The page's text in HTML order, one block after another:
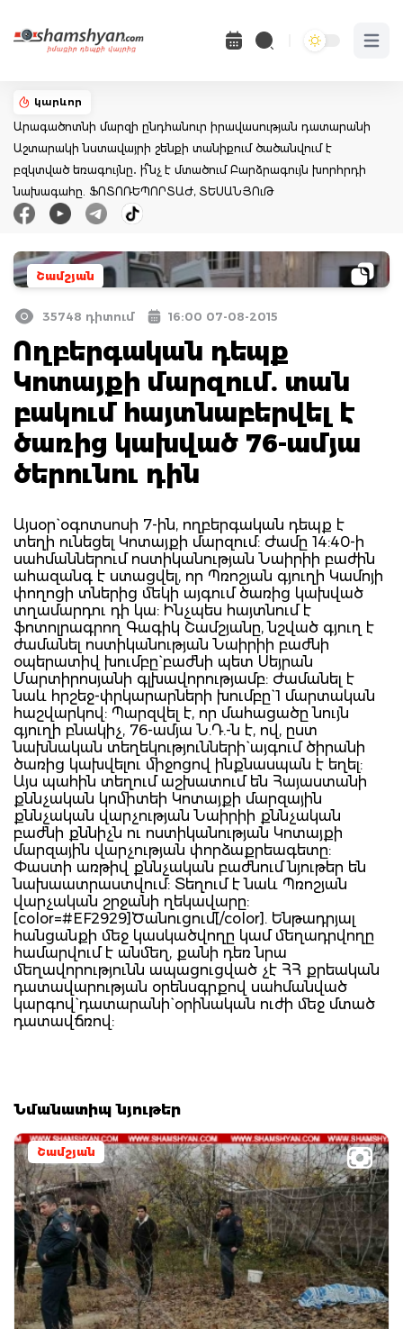
Open
կարևոր
Արագածոտնի մարզի ընդհանուր իրավասության դատարանի
Աշտարակի նստավայրի շենքի տանիքում ծածանվում է
բզկտված եռագույնը․ ի՞նչ է մտածում Բարձրագույն խորհրդի
նախագահը. ՖՈՏՈՌԵՊՈՐՏԱԺ, ՏԵՍԱՆՅՈւԹ
Շամշյան
35748 դիտում 16:00 07-08-2015
Ողբերգական դեպք
Կոտայքի մարզում. տան
բակում հայտնաբերվել է
ծառից կախված 76-ամյա
ծերունու դին
Այսօր` օգոտսոսի 7-ին, ողբերգական դեպք է
տեղի ունեցել Կոտայքի մարզում: Ժամը 14:40-ի
սահմաններում ոստիկանության Նաիրիի բաժին
ահազանգ է ստացվել, որ Պռոշյան գյուղի Կամոյի
փողոցի տներից մեկի այգում ծառից կախված
տղամարդու դի կա: Ինչպես հայտնում է
ֆոտոլրագրող Գագիկ Շամշյանը, նշված գյուղ է
ժամանել ոստիկանության Նաիրիի բաժնի
օպերատիվ խումբը` բաժնի պետ Սեյրան
Մարտիրոսյանի գլխավորությամբ: Ժամանել է
նաև հրշեջ-փրկարարների խումբը` 1 մարտական
հաշվարկով: Պարզվել է, որ մահացածը նույն
գյուղի բնակիչ, 76-ամյա Ն.Դ.-ն է, ով, ըստ
նախնական տեղեկությունների` այգում ծիրանի
ծառից կախվելու միջոցով ինքնասպան է եղել:
Այս պահին տեղում աշխատում են Հայաստանի
քննչական կոմիտեի Կոտայքի մարզային
քննչական վարչության Նաիրիի քննչական
բաժնի քննիչն ու ոստիկանության Կոտայքի
մարզային վարչության փորձաքրեագետը:
Փաստի առթիվ քննչական բաժնում նյութեր են
նախաատրաստվում: Տեղում է նաև Պռոշյան
վարչական շրջանի ղեկավարը:
[color=#EF2929]Ծանուցում[/color]. Ենթադրյալ
հանցանքի մեջ կասկածվողը կամ մեղադրվողը
համարվում է անմեղ, քանի դեռ նրա
մեղավորությունն ապացուցված չէ ՀՀ քրեական
դատավարության օրենսգրքով սահմանված
կարգով` դատարանի` օրինական ուժի մեջ մտած
դատավճռով:
Նմանատիպ նյութեր
Շամշյան